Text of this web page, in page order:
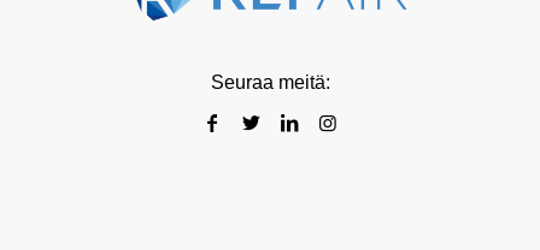
Seuraa meitä: